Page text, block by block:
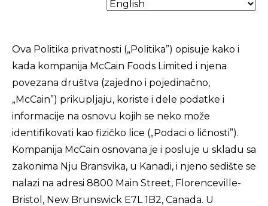
Ova Politika privatnosti („Politika”) opisuje kako i
kada kompanija McCain Foods Limited i njena
povezana društva (zajedno i pojedinačno,
„McCain”) prikupljaju, koriste i dele podatke i
informacije na osnovu kojih se neko može
identifikovati kao fizičko lice („Podaci o ličnosti”).
Kompanija McCain osnovana je i posluje u skladu sa
zakonima Nju Bransvika, u Kanadi, i njeno sedište se
nalazi na adresi 8800 Main Street, Florenceville-
Bristol, New Brunswick E7L 1B2, Canada. U